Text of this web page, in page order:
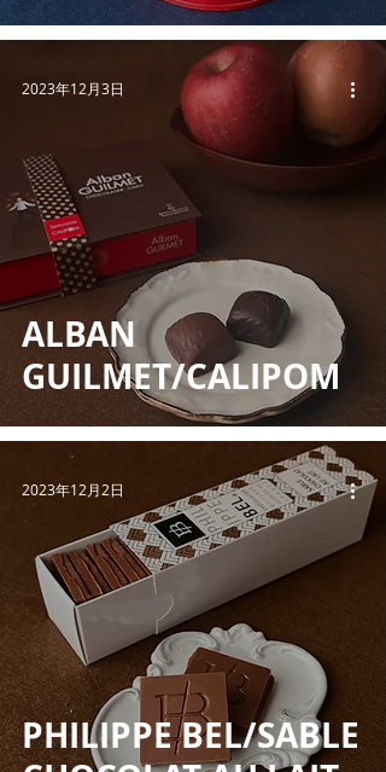
ALBAN
GUILMET/CALIPOM
2023年12月3日
PHILIPPE BEL/SABLE
2023年12月2日